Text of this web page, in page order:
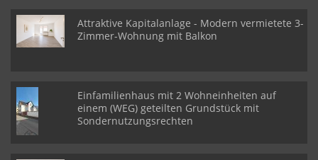
Attraktive Kapitalanlage - Modern vermietete 3-
Zimmer-Wohnung mit Balkon
Einfamilienhaus mit 2 Wohneinheiten auf
einem (WEG) geteilten Grundstück mit
Sondernutzungsrechten